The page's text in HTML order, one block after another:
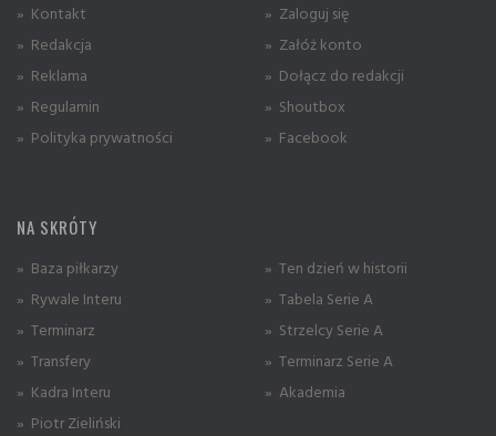
» Kontakt
» Redakcja
» Reklama
» Regulamin
» Polityka prywatności
» Zaloguj się
» Załóż konto
» Dołącz do redakcji
» Shoutbox
» Facebook
NA SKRÓTY
» Baza piłkarzy
» Rywale Interu
» Terminarz
» Transfery
» Kadra Interu
» Piotr Zieliński
» Ten dzień w historii
» Tabela Serie A
» Strzelcy Serie A
» Terminarz Serie A
» Akademia